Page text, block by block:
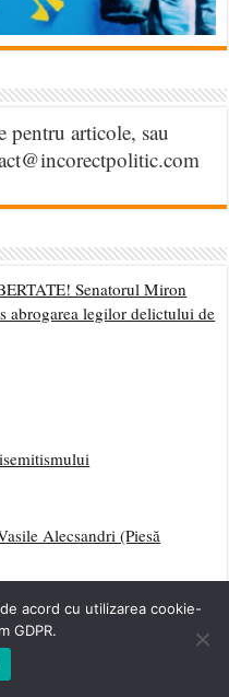
pentru articole, sau
Senatorul Miron
abrogarea legilor delictului de
Alecsandri (Piesă
2050
acord cu utilizarea cookie-
GDPR.